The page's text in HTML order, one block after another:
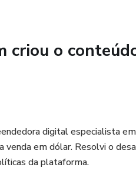
criou o
digital especialista
venda em dólar. Resolvi o
da plataforma.